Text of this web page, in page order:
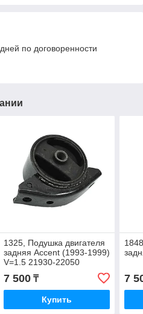
по договоренности
1325, Подушка двигателя
задняя Accent (1993-1999)
V=1.5 21930-22050
7 500₸
Купить
7